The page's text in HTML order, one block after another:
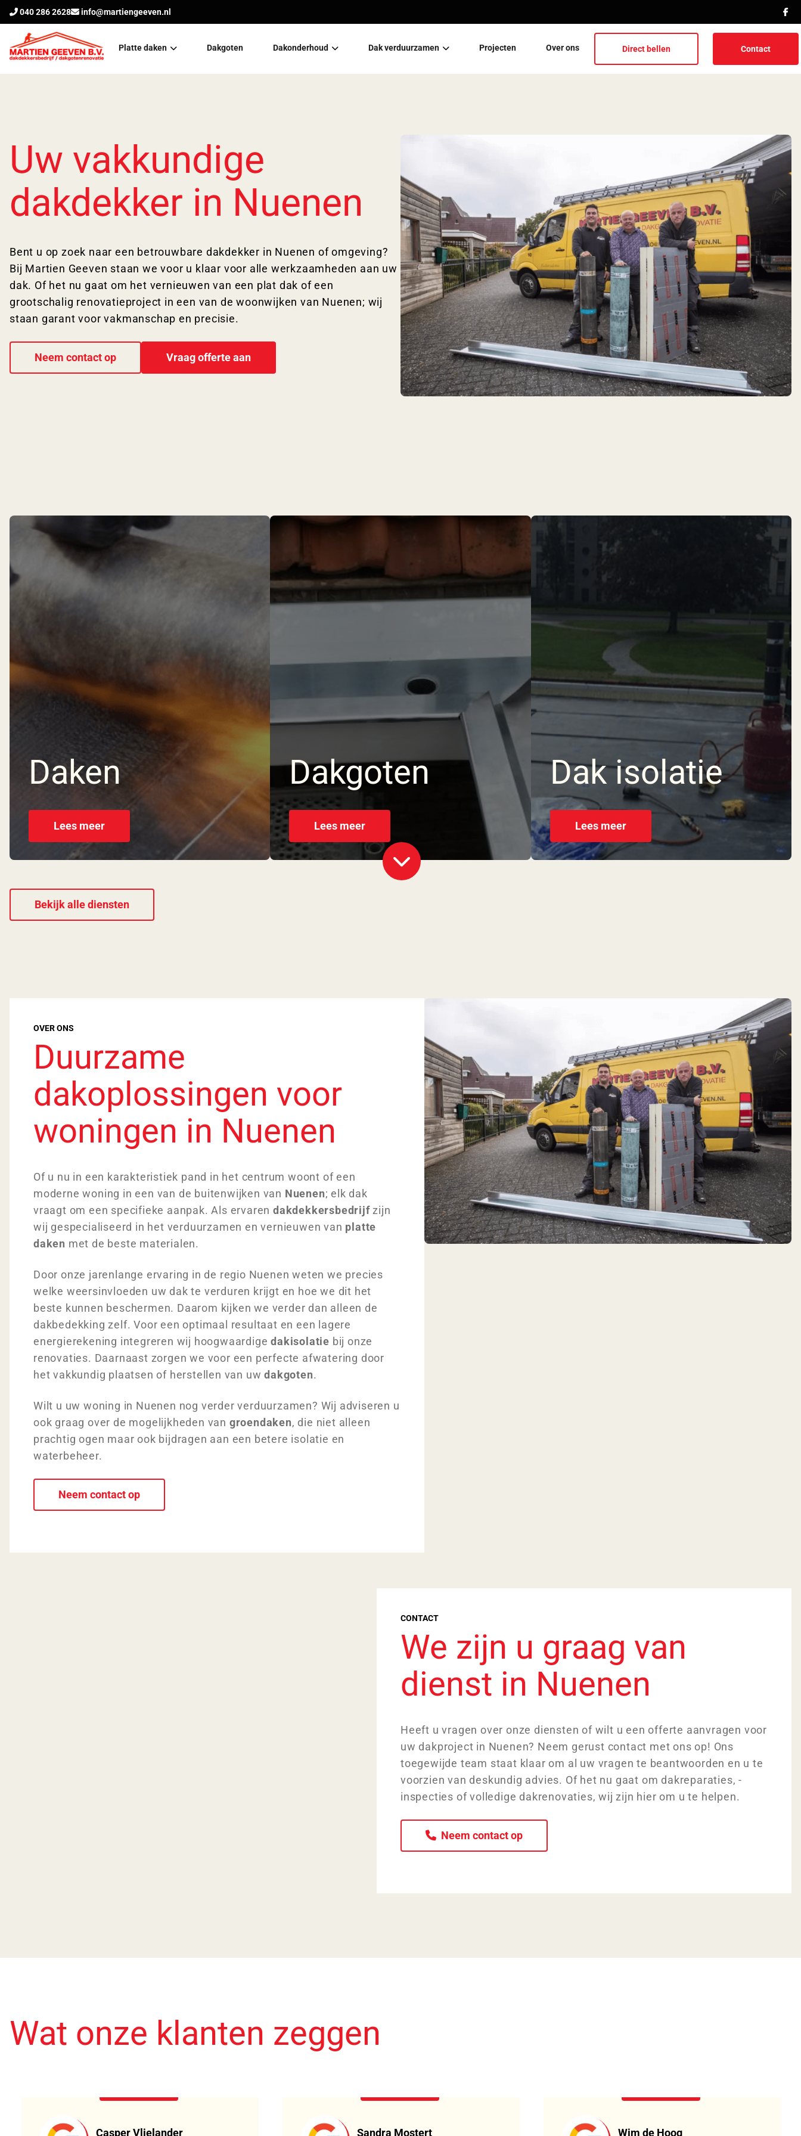
040 286 2628 info@martiengeeven.nl
Platte daken Dakgoten Dakonderhoud Dak verduurzamen Projecten Over ons Direct bellen Contact
Uw vakkundige
dakdekker in Nuenen
Bent u op zoek naar een betrouwbare dakdekker in Nuenen of omgeving?
Bij Martien Geeven staan we voor u klaar voor alle werkzaamheden aan uw
dak. Of het nu gaat om het vernieuwen van een plat dak of een
grootschalig renovatieproject in een van de woonwijken van Nuenen; wij
staan garant voor vakmanschap en precisie.
Neem contact op Vraag offerte aan
Daken
Lees meer
Dakgoten
Lees meer
Dak isolatie
Lees meer
Bekijk alle diensten
OVER ONS
Duurzame
dakoplossingen voor
woningen in Nuenen
Of u nu in een karakteristiek pand in het centrum woont of een
moderne woning in een van de buitenwijken van Nuenen; elk dak
vraagt om een specifieke aanpak. Als ervaren dakdekkersbedrijfzijn
wij gespecialiseerd in het verduurzamen en vernieuwen van platte
daken met de beste materialen.
Door onze jarenlange ervaring in de regio Nuenen weten we precies
welke weersinvloeden uw dak te verduren krijgt en hoe we dit het
beste kunnen beschermen. Daarom kijken we verder dan alleen de
dakbedekking zelf. Voor een optimaal resultaat en een lagere
energierekening integreren wij hoogwaardigedakisolatie bij onze
renovaties. Daarnaast zorgen we voor een perfecte afwatering door
het vakkundig plaatsen of herstellen van uwdakgoten.
Wilt u uw woning in Nuenen nog verder verduurzamen? Wij adviseren u
ook graag over de mogelijkheden van groendaken, die niet alleen
prachtig ogen maar ook bijdragen aan een betere isolatie en
waterbeheer.
Neem contact op
CONTACT
We zijn u graag van
dienst in Nuenen
Heeft u vragen over onze diensten of wilt u een offerte aanvragen voor
uw dakproject in Nuenen? Neem gerust contact met ons op! Ons
toegewijde team staat klaar om al uw vragen te beantwoorden en u te
voorzien van deskundig advies. Of het nu gaat om dakreparaties, -
inspecties of volledige dakrenovaties, wij zijn hier om u te helpen.
Neem contact op
Wat onze klanten zeggen
Casper Vlielander Sandra Mostert Wim de Hoog